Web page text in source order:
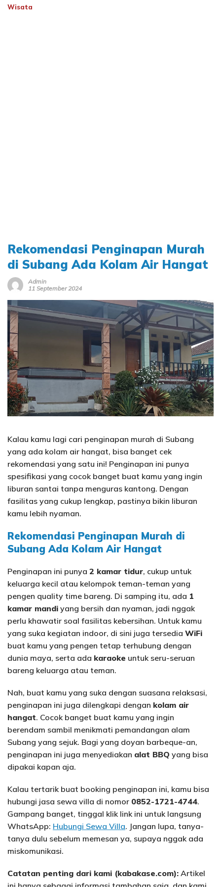
Wisata
Rekomendasi Penginapan Murah
di Subang Ada Kolam Air Hangat
Admin
11 September 2024
Kalau kamu lagi cari penginapan murah di Subang
yang ada kolam air hangat, bisa banget cek
rekomendasi yang satu ini! Penginapan ini punya
spesifikasi yang cocok banget buat kamu yang ingin
liburan santai tanpa menguras kantong. Dengan
fasilitas yang cukup lengkap, pastinya bikin liburan
kamu lebih nyaman.
Rekomendasi Penginapan Murah di
Subang Ada Kolam Air Hangat
Penginapan ini punya 2 kamar tidur, cukup untuk
keluarga kecil atau kelompok teman-teman yang
pengen quality time bareng. Di samping itu, ada 1
kamar mandi yang bersih dan nyaman, jadi nggak
perlu khawatir soal fasilitas kebersihan. Untuk kamu
yang suka kegiatan indoor, di sini juga tersedia WiFi
buat kamu yang pengen tetap terhubung dengan
dunia maya, serta ada karaoke untuk seru-seruan
bareng keluarga atau teman.
Nah, buat kamu yang suka dengan suasana relaksasi,
penginapan ini juga dilengkapi dengan kolam air
hangat. Cocok banget buat kamu yang ingin
berendam sambil menikmati pemandangan alam
Subang yang sejuk. Bagi yang doyan barbeque-an,
penginapan ini juga menyediakan alat BBQ yang bisa
dipakai kapan aja.
Kalau tertarik buat booking penginapan ini, kamu bisa
hubungi jasa sewa villa di nomor 0852-1721-4744.
Gampang banget, tinggal klik link ini untuk langsung
WhatsApp: Hubungi Sewa Villa. Jangan lupa, tanya-
tanya dulu sebelum memesan ya, supaya nggak ada
miskomunikasi.
Catatan penting dari kami (kabakase.com): Artikel